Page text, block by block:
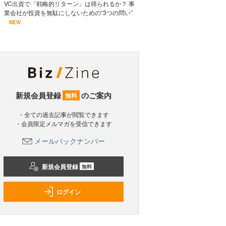
VC出資で「戦略的リターン」は得られるか？ 事
業会社が投資を無駄にしないための“3つの問い”
NEW
新規会員登録 無料 のご案内
・全ての過去記事が閲覧できます
・会員限定メルマガを受信できます
メールバックナンバー
新規会員登録 無料
ログイン